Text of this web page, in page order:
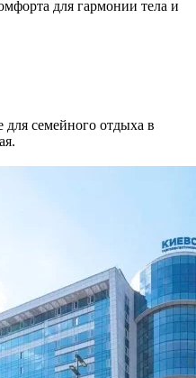
для гармонии тела и
семейного отдыха в